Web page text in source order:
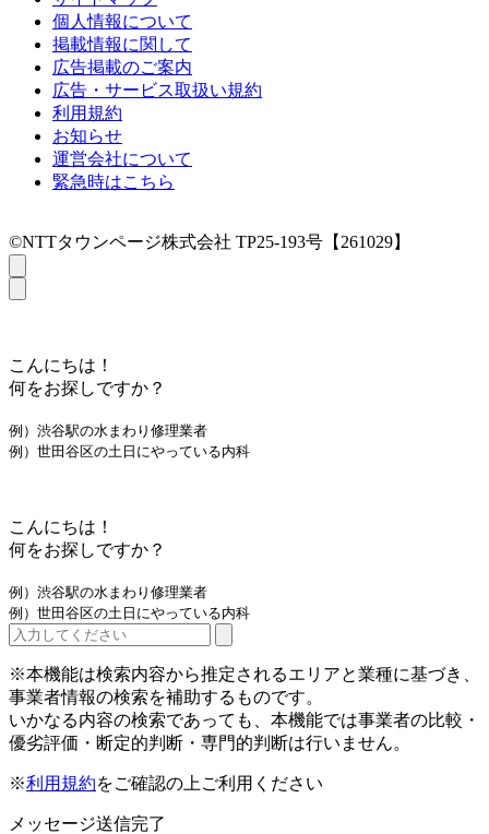
個人情報について
掲載情報に関して
広告掲載のご案内
広告・サービス取扱い規約
利用規約
お知らせ
運営会社について
緊急時はこちら
©NTTタウンページ株式会社 TP25-193号【261029】
こんにちは！
何をお探しですか？
例）渋谷駅の水まわり修理業者
例）世田谷区の土日にやっている内科
こんにちは！
何をお探しですか？
例）渋谷駅の水まわり修理業者
例）世田谷区の土日にやっている内科
※本機能は検索内容から推定されるエリアと業種に基づき、
事業者情報の検索を補助するものです。
いかなる内容の検索であっても、本機能では事業者の比較・
優劣評価・断定的判断・専門的判断は行いません。
※利用規約をご確認の上ご利用ください
メッセージ送信完了